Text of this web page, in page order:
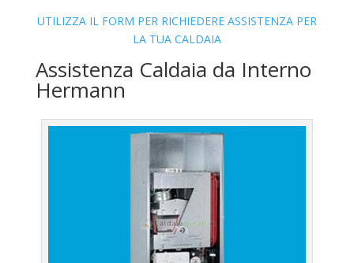
UTILIZZA IL FORM PER RICHIEDERE ASSISTENZA PER
LA TUA CALDAIA
Assistenza Caldaia da Interno
Hermann